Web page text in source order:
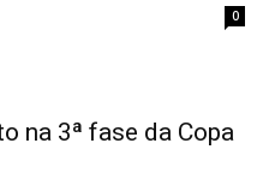
0
na 3ª fase da Copa